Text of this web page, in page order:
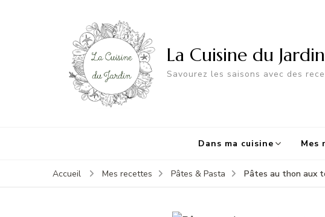
La Cuisine du
Savourez les saisons avec des
Dans ma cuisine Mes
Accueil Mes recettes Pâtes & Pasta Pâtes au thon aux